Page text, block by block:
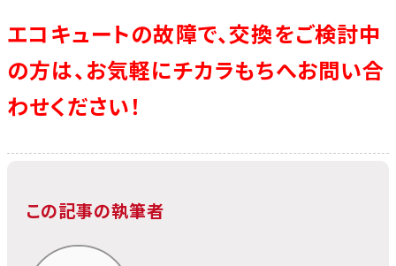
エコキュートの故障で、交換をご検討中
の方は、お気軽にチカラもちへお問い合
わせください！
この記事の執筆者